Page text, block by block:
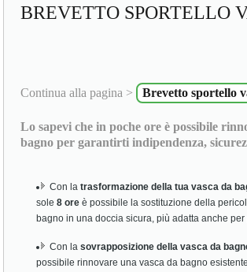
BREVETTO SPORTELLO
Continua alla pagina > Brevetto sportello
Lo sapevi che in poche ore è possibile
bagno per garantirti indipendenza,
Con latrasformazione della tua vasca da
sole8 ore è possibile la sostituzione della
bagno in una doccia sicura, più adatta anche
Con lasovrapposizione della vasca da
possibile rinnovare una vasca da bagno